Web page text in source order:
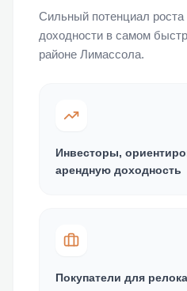
Сильный потенциал роста
доходности в самом
районе Лимассола.
Инвесторы,
арендную доходность
Покупатели для